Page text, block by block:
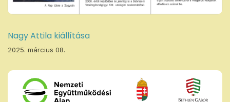
Nagy Attila kiállítása
2025. március 08.